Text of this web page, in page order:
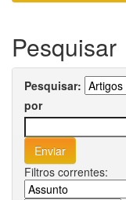
Pesquisar
Pesquisar:
por
Filtros correntes: